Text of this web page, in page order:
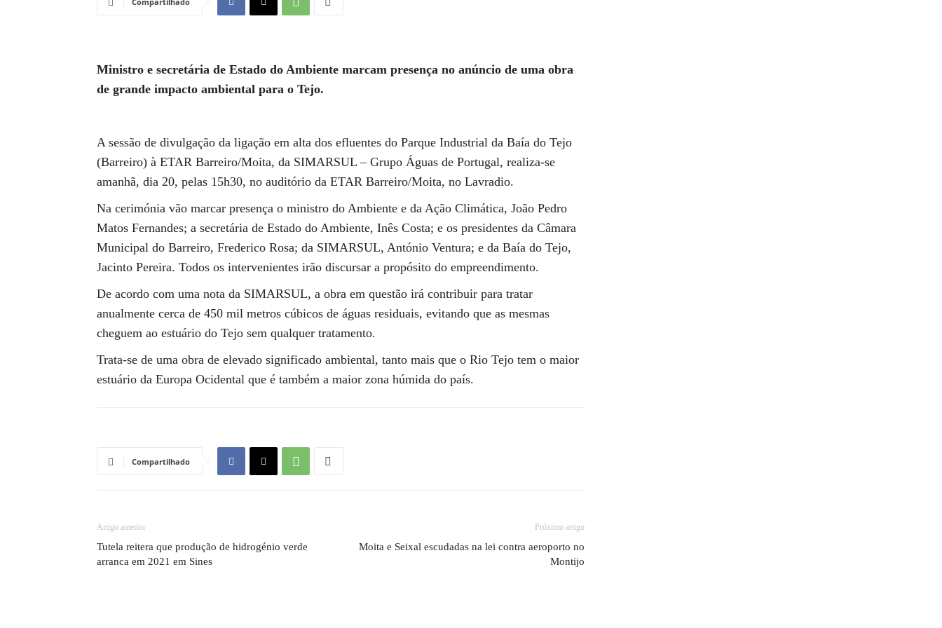
Ministro e secretária de Estado do Ambiente marcam presença no anúncio de uma obra
de grande impacto ambiental para o Tejo.
A sessão de divulgação da ligação em alta dos efluentes do Parque Industrial da Baía do Tejo
(Barreiro) à ETAR Barreiro/Moita, da SIMARSUL – Grupo Águas de Portugal, realiza-se
amanhã, dia 20, pelas 15h30, no auditório da ETAR Barreiro/Moita, no Lavradio.
Na cerimónia vão marcar presença o ministro do Ambiente e da Ação Climática, João Pedro
Matos Fernandes; a secretária de Estado do Ambiente, Inês Costa; e os presidentes da Câmara
Municipal do Barreiro, Frederico Rosa; da SIMARSUL, António Ventura; e da Baía do Tejo,
Jacinto Pereira. Todos os intervenientes irão discursar a propósito do empreendimento.
De acordo com uma nota da SIMARSUL, a obra em questão irá contribuir para tratar
anualmente cerca de 450 mil metros cúbicos de águas residuais, evitando que as mesmas
cheguem ao estuário do Tejo sem qualquer tratamento.
Trata-se de uma obra de elevado significado ambiental, tanto mais que o Rio Tejo tem o maior
estuário da Europa Ocidental que é também a maior zona húmida do país.
Compartilhado
Artigo anterior
Tutela reitera que produção de hidrogénio verde
arranca em 2021 em Sines
Próximo artigo
Moita e Seixal escudadas na lei contra aeroporto no
Montijo